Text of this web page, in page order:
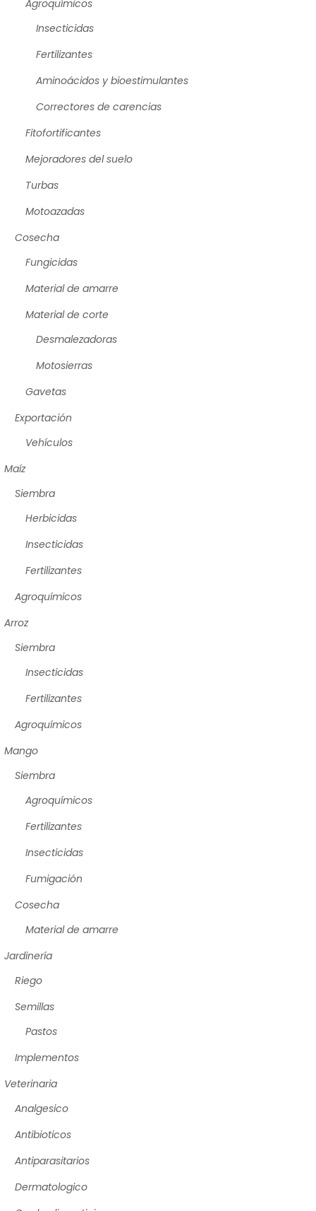
Agroquímicos
Insecticidas
Fertilizantes
Aminoácidos y bioestimulantes
Correctores de carencias
Fitofortificantes
Mejoradores del suelo
Turbas
Motoazadas
Cosecha
Fungicidas
Material de amarre
Material de corte
Desmalezadoras
Motosierras
Gavetas
Exportación
Vehículos
Maíz
Siembra
Herbicidas
Insecticidas
Fertilizantes
Agroquímicos
Arroz
Siembra
Insecticidas
Fertilizantes
Agroquímicos
Mango
Siembra
Agroquímicos
Fertilizantes
Insecticidas
Fumigación
Cosecha
Material de amarre
Jardinería
Riego
Semillas
Pastos
Implementos
Veterinaria
Analgesico
Antibioticos
Antiparasitarios
Dermatologico